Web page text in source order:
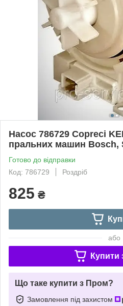
Насос 786729 Copreci
пральних машин Bosch,
Готово до відправки
Код: 786729
Роздріб
825 ₴
або
Купити
Що таке купити з Пром?
Замовлення під захистом